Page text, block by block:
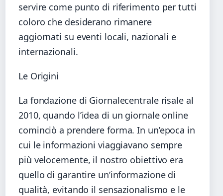
servire come punto di riferimento per tutti
coloro che desiderano rimanere
aggiornati su eventi locali, nazionali e
internazionali.
Le Origini
La fondazione di Giornalecentrale risale al
2010, quando l’idea di un giornale online
cominciò a prendere forma. In un’epoca in
cui le informazioni viaggiavano sempre
più velocemente, il nostro obiettivo era
quello di garantire un’informazione di
qualità, evitando il sensazionalismo e le